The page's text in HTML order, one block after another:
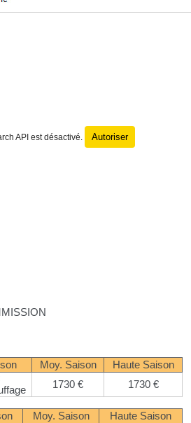
API est désactivé. Autoriser
Moy. Saison
Haute Saison
1730 € 1730 €
Moy. Saison
Haute Saison